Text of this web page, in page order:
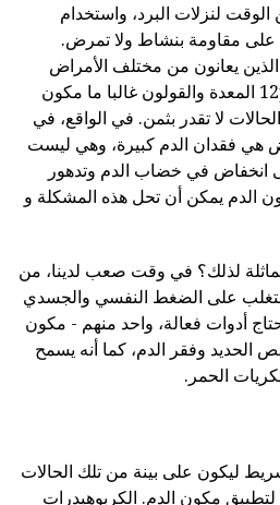
لنزلات البرد، واستخدام
مقاومة بنشاط ولا تمرض.
يعانون من مختلف الأمراض
المزمنة، وخاصة 12perstnoy المعدة والقولون غالبا ما مكون
لا تقدر بثمن. في الواقع، في
هي فقدان الدم كبيرة، وهي ليست
انخفاض في خضاب الدم وتدهور
الدم يمكن أن تحل هذه المشكلة و
لذلك؟ في وقت صعب لدينا، من
على الضغط النفسي والجسدي
أدوات فعالة، واحد منهم - مكون
الحديد وفقر الدم، كما أنه يسمح
الحمر.
ليكون على بينة من تلك الحالات
مكون الدم. الكربوهيدرات